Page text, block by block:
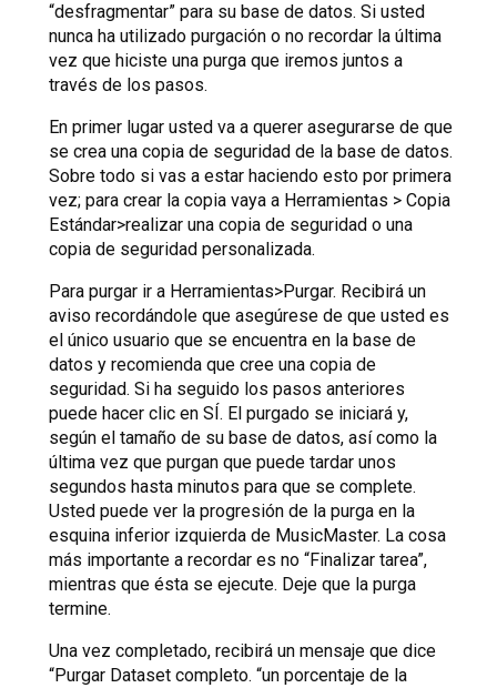
“desfragmentar” para su base de datos. Si usted
nunca ha utilizado purgación o no recordar la última
vez que hiciste una purga que iremos juntos a
través de los pasos.
En primer lugar usted va a querer asegurarse de que
se crea una copia de seguridad de la base de datos.
Sobre todo si vas a estar haciendo esto por primera
vez; para crear la copia vaya a Herramientas > Copia
Estándar>realizar una copia de seguridad o una
copia de seguridad personalizada.
Para purgar ir a Herramientas>Purgar. Recibirá un
aviso recordándole que asegúrese de que usted es
el único usuario que se encuentra en la base de
datos y recomienda que cree una copia de
seguridad. Si ha seguido los pasos anteriores
puede hacer clic en SÍ. El purgado se iniciará y,
según el tamaño de su base de datos, así como la
última vez que purgan que puede tardar unos
segundos hasta minutos para que se complete.
Usted puede ver la progresión de la purga en la
esquina inferior izquierda de MusicMaster. La cosa
más importante a recordar es no “Finalizar tarea”,
mientras que ésta se ejecute. Deje que la purga
termine.
Una vez completado, recibirá un mensaje que dice
“Purgar Dataset completo. “un porcentaje de la